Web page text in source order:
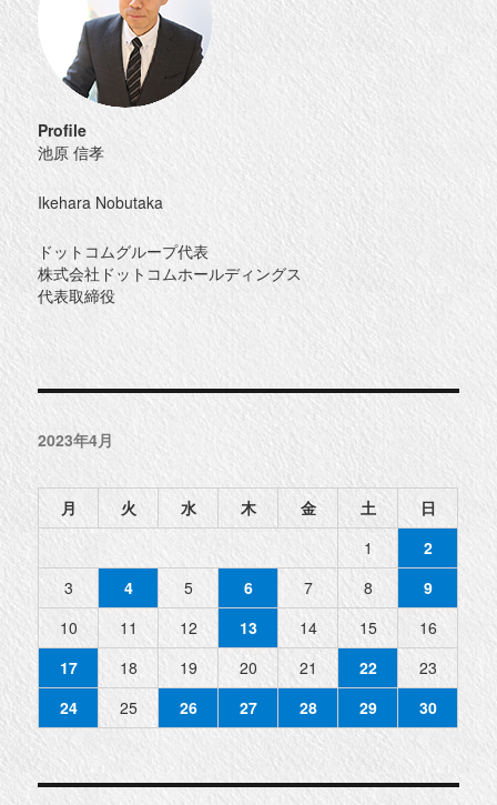
シ
ョ
ン
Profile
池原 信孝
Ikehara Nobutaka
ドットコムグループ代表
株式会社ドットコムホールディングス
代表取締役
2023年4月
月 火 水 木 金 土
日
1
2
3
4 5 6 7 8
9
10
11 12 13 14 15
16
17
18 19 20 21 22
23
24
25 26 27 28 29 30